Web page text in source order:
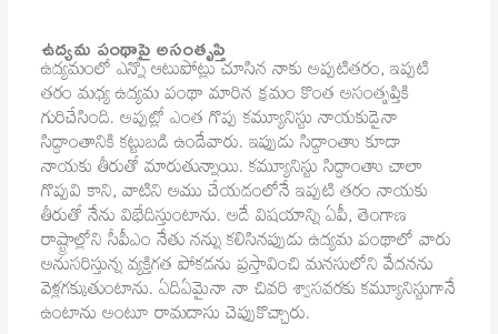
ఉద్యమ పంథాపై అసంతృప్తి
ఉద్యమంలో ఎన్నో ఆటుపోట్లు చూసిన నాకు అప్పటితరం, ఇప్పటి
తరం మధ్య ఉద్యమ పంథా మారిన క్రమం కొంత అసంతృప్తికి
గురిచేసింది. అప్పట్లో ఎంత గొప్ప కమ్యూనిస్టు నాయకుడైనా
సిద్ధాంతానికి కట్టుబడి ఉండేవారు. ఇప్పుడు సిద్ధాంతాు కూడా
నాయకు తీరుతో మారుతున్నాయి. కమ్యూనిస్టు సిద్ధాంతాు చాలా
గొప్పవి కాని, వాటిని అము చేయడంలోనే ఇప్పటి తరం నాయకు
తీరుతో నేను విభేదిస్తుంటాను. అదే విషయాన్ని ఏపీ, తెంగాణ
రాష్ట్రాల్లోని సీపీఎం నేతు నన్ను కలిసినప్పుడు ఉద్యమ పంథాలో వారు
అనుసరిస్తున్న వ్యక్తిగత పోకడను ప్రస్తావించి మనసులోని వేదనను
వెళ్లగక్కుతుంటాను. ఏదిఏమైనా నా చివరి శ్వాసవరకు కమ్యూనిస్టుగానే
ఉంటాను అంటూ రామదాసు చెప్పుకొచ్చారు.